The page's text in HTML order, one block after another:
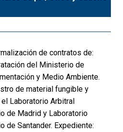
de contratos de:
del Ministerio de
y Medio Ambiente.
de material fungible y
Laboratorio Arbitral
de Madrid y Laboratorio
de Santander. Expediente: